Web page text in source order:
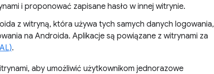
i proponować zapisane hasło w innej witrynie.
z witryną, która używa tych samych danych logowania,
na Androida. Aplikacje są powiązane z witrynami za
.
aby umożliwić użytkownikom jednorazowe